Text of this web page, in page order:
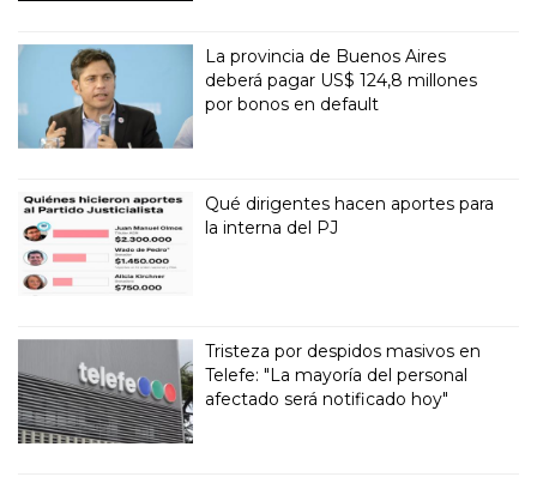
La provincia de Buenos Aires
deberá pagar US$ 124,8 millones
por bonos en default
Qué dirigentes hacen aportes para
la interna del PJ
Tristeza por despidos masivos en
Telefe: "La mayoría del personal
afectado será notificado hoy"